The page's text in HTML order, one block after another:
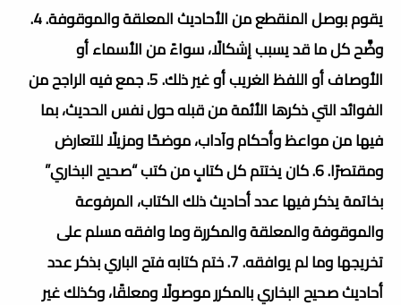
يقوم بوصل المنقطع من الأحاديث المعلقة والموقوفة. 4.
وضَّح كل ما قد يسبب إشكالًا، سواءً من الأسماء أو
الأوصاف أو اللفظ الغريب أو غير ذلك. 5. جمع فيه الراجح من
الفوائد التي ذكرها الأئمة من قبله حول نفس الحديث، بما
فيها من مواعظ وأحكام وآداب، موضحًا ومزيلًا للتعارض
ومقتصرًا. 6. كان يختتم كل كتابٍ من كتب “صحيح البخاري”
بخاتمة يذكر فيها عدد أحاديث ذلك الكتاب، المرفوعة
والموقوفة والمعلقة والمكررة وما وافقه مسلم على
تخريجها وما لم يوافقه. 7. ختم كتابه فتح الباري بذكر عدد
أحاديث صحيح البخاري بالمكرر موصولًا ومعلقًا، وكذلك غير